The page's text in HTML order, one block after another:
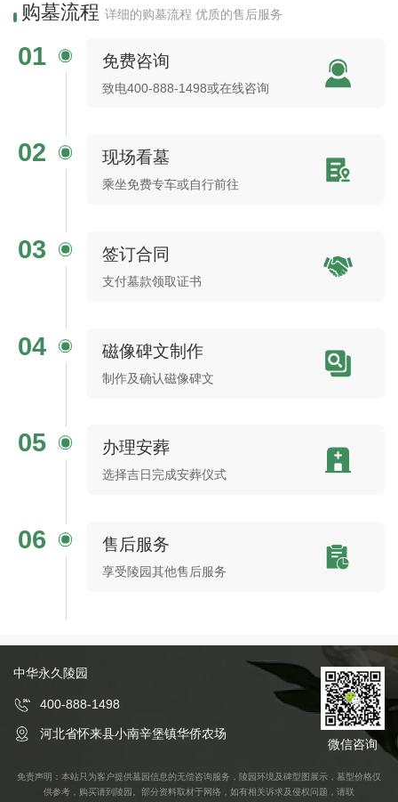
购墓流程 详细的购墓流程 优质的售后服务
01 免费咨询
致电400-888-1498或在线咨询
02 现场看墓
乘坐免费专车或自行前往
03 签订合同
支付墓款领取证书
04 磁像碑文制作
制作及确认磁像碑文
05 办理安葬
选择吉日完成安葬仪式
06 售后服务
享受陵园其他售后服务
中华永久陵园
400-888-1498
河北省怀来县小南辛堡镇华侨农场
微信咨询
免责声明：本站只为客户提供墓园信息的无偿咨询服务，陵园环境及碑型图展示，墓型价格仅
供参考，购买请到陵园。部分资料取材于网络，如有相关诉求及侵权问题，请联